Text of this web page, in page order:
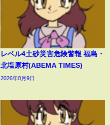
レベル4土砂災害危険警報 福島・
北塩原村(ABEMA TIMES)
2026年8月9日